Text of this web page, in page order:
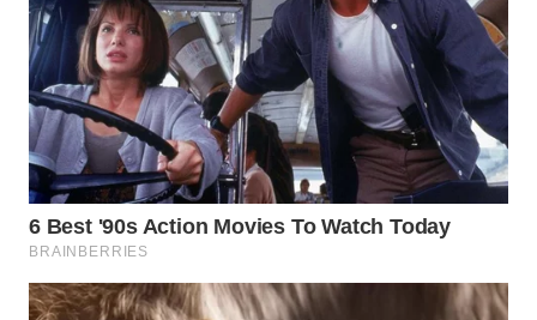
SUKABUMI
WN
PURWAKARTA
WN
PRIANGAN
TIMUR
WN
SEMARANG